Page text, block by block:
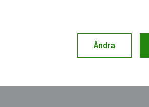
bild av förutsättningarna för
ett prisanalysprojekt för att sätta
Ändra